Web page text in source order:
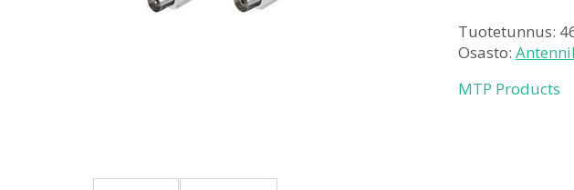
Tuotetunnus:
Osasto:
MTP Products